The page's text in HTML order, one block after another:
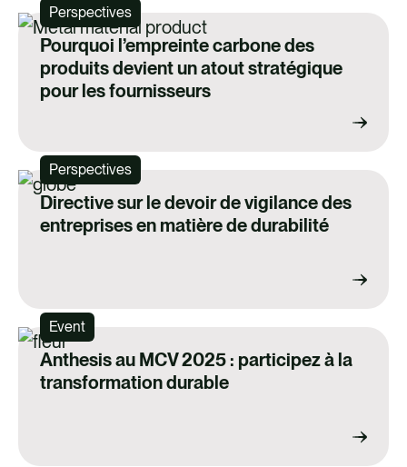
Perspectives
Pourquoi l’empreinte carbone des
produits devient un atout stratégique
pour les fournisseurs
Perspectives
Directive sur le devoir de vigilance des
entreprises en matière de durabilité
Event
Anthesis au MCV 2025 : participez à la
transformation durable